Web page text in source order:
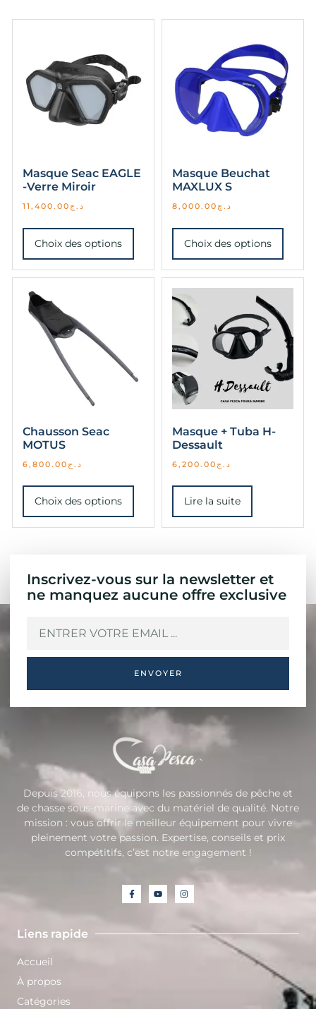
Masque Seac EAGLE
-Verre Miroir
د.ج 11,400.00
Choix des options
Masque Beuchat
MAXLUX S
د.ج 8,000.00
Choix des options
Chausson Seac
MOTUS
د.ج 6,800.00
Choix des options
Masque + Tuba H-
Dessault
د.ج 6,200.00
Lire la suite
Inscrivez-vous sur la newsletter et
ne manquez aucune offre exclusive
ENVOYER
Depuis 2016, nous équipons les passionnés de pêche et
de chasse sous-marine avec du matériel de qualité. Notre
mission : vous offrir le meilleur équipement pour vivre
pleinement votre passion. Expertise, conseils et prix
compétitifs, c’est notre engagement !
Liens rapide
Accueil
À propos
Catégories